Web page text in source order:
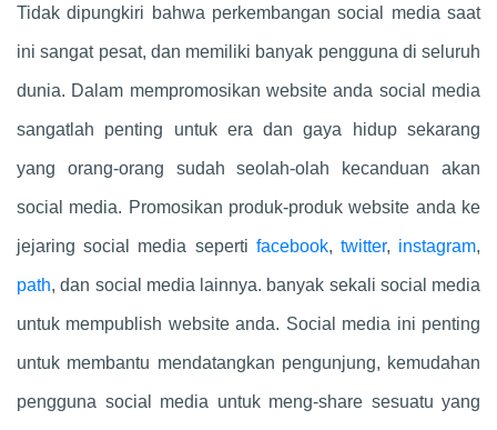
Tidak dipungkiri bahwa perkembangan social media saat
ini sangat pesat, dan memiliki banyak pengguna di seluruh
dunia. Dalam mempromosikan website anda social media
sangatlah penting untuk era dan gaya hidup sekarang
yang orang-orang sudah seolah-olah kecanduan akan
social media. Promosikan produk-produk website anda ke
jejaring social media seperti facebook, twitter, instagram,
path, dan social media lainnya. banyak sekali social media
untuk mempublish website anda. Social media ini penting
untuk membantu mendatangkan pengunjung, kemudahan
pengguna social media untuk meng-share sesuatu yang